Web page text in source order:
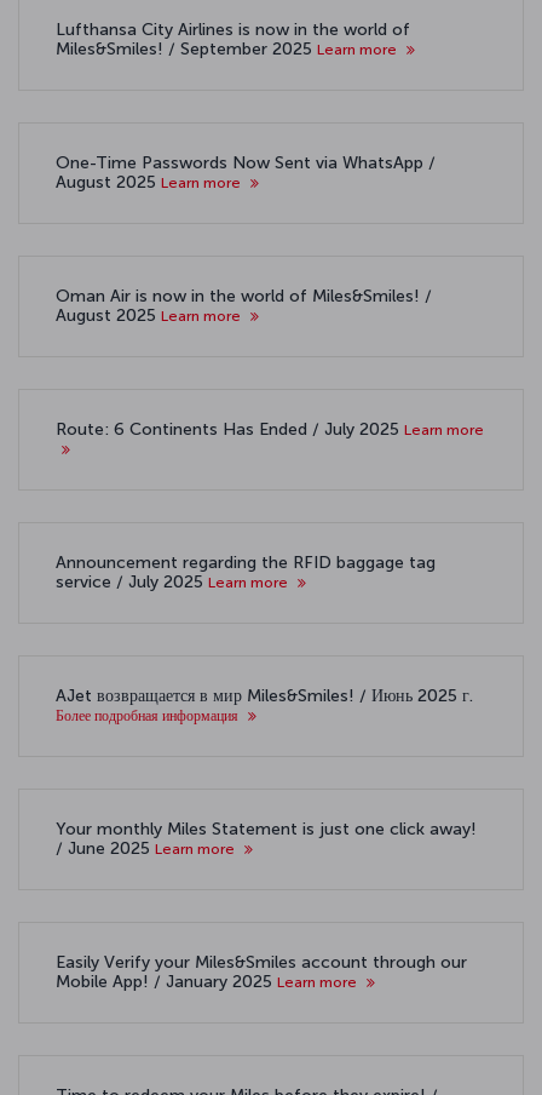
Lufthansa City Airlines is now in the world of
Miles&Smiles! / September 2025 Learn more
One-Time Passwords Now Sent via WhatsApp /
August 2025 Learn more
Oman Air is now in the world of Miles&Smiles! /
August 2025 Learn more
Route: 6 Continents Has Ended / July 2025 Learn more
Announcement regarding the RFID baggage tag
service / July 2025 Learn more
AJet возвращается в мир Miles&Smiles! / Июнь 2025 г.
Более подробная информация
Your monthly Miles Statement is just one click away!
/ June 2025 Learn more
Easily Verify your Miles&Smiles account through our
Mobile App! / January 2025 Learn more